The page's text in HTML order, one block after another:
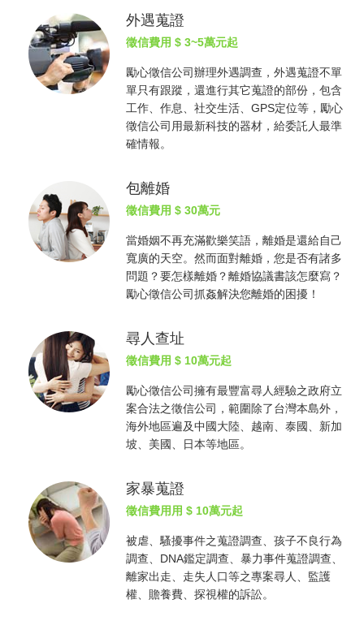
外遇蒐證
徵信費用 $ 3~5萬元起
勵心徵信公司辦理外遇調查，外遇蒐證不單
單只有跟蹤，還進行其它蒐證的部份，包含
工作、作息、社交生活、GPS定位等，勵心
徵信公司 用最新科技的器材，給委託人最準
確情報。
包離婚
徵信費用 $ 30萬元
當婚姻不再充滿歡樂笑語，離婚是還給自己
寬廣的天空。然而面對離婚，您是否有諸多
問題？要怎樣離婚？離婚協議書該怎麼寫？
勵心徵信公司抓姦解決您離婚的困擾！
尋人查址
徵信費用 $ 10萬元起
勵心徵信公司擁有最豐富尋人經驗之政府立
案合法之徵信公司 ，範圍除了台灣本島外，
海外地區遍及中國大陸、越南、泰國、新加
坡、美國、日本等地區。
家暴蒐證
徵信費用用 $ 10萬元起
被虐、騷擾事件之蒐證調查、孩子不良行為
調查、DNA鑑定調查、暴力事件蒐證調查、
離家出走、走失人口等之專案尋人、監護
權、贍養費、探視權的訴訟。